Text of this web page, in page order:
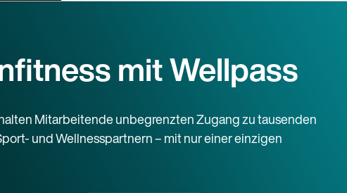
mit Wellpass
Mitarbeitende unbegrenzten Zugang zu tausenden
und Wellnesspartnern – mit nur einer einzigen